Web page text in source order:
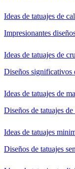
Ideas de tatuajes de
Impresionantes
Ideas de tatuajes de
Diseños significativos
Ideas de tatuajes de
Diseños de tatuajes
Ideas de tatuajes
Diseños de tatuajes